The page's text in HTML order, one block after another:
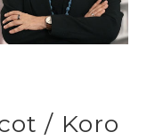
/ Koro